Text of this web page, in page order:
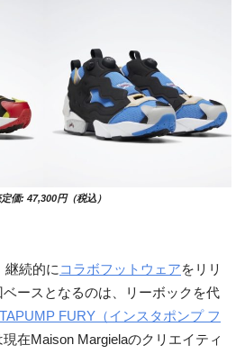
価: 47,300円（税込）
継続的に コラボフットウェアをリリ
ースとなるのは、リーボックを代
FURY（インスタポンプ フ
現在Maison Margielaのクリエイティ